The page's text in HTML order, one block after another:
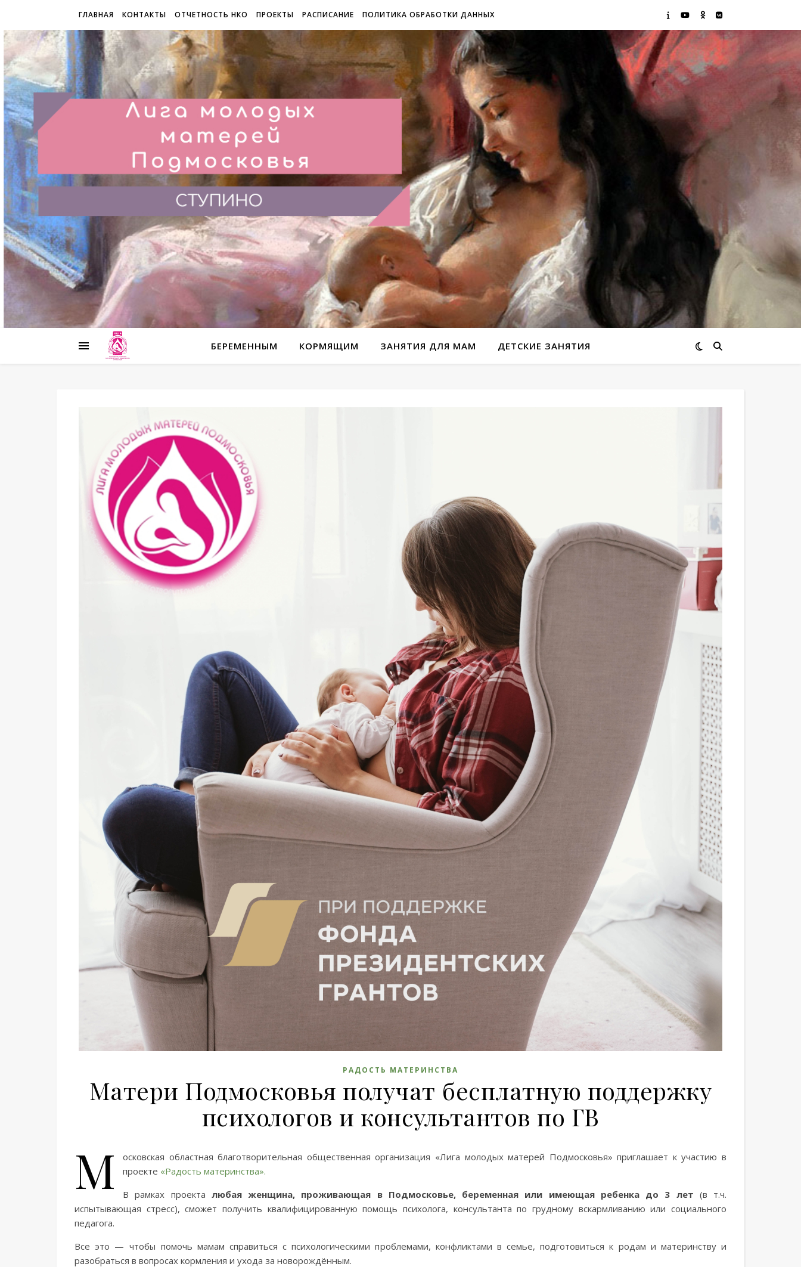
ГЛАВНАЯ КОНТАКТЫ ОТЧЕТНОСТЬ НКО ПРОЕКТЫ РАСПИСАНИЕ ПОЛИТИКА ОБРАБОТКИ ДАННЫХ
БЕРЕМЕННЫМ КОРМЯЩИМ ЗАНЯТИЯ ДЛЯ МАМ ДЕТСКИЕ ЗАНЯТИЯ
РАДОСТЬ МАТЕРИНСТВА
Матери Подмосковья получат бесплатную поддержку
психологов и консультантов по ГВ
М
осковская областная благотворительная общественная организация «Лига молодых матерей Подмосковья» приглашает к участию в
проекте «Радость материнства».
В рамках проекта любая женщина, проживающая в Подмосковье, беременная или имеющая ребенка до 3 лет (в т.ч.
испытывающая стресс), сможет получить квалифицированную помощь психолога, консультанта по грудному вскармливанию или социального
педагога.
Все это — чтобы помочь мамам справиться с психологическими проблемами, конфликтами в семье, подготовиться к родам и материнству и
разобраться в вопросах кормления и ухода за новорождённым.